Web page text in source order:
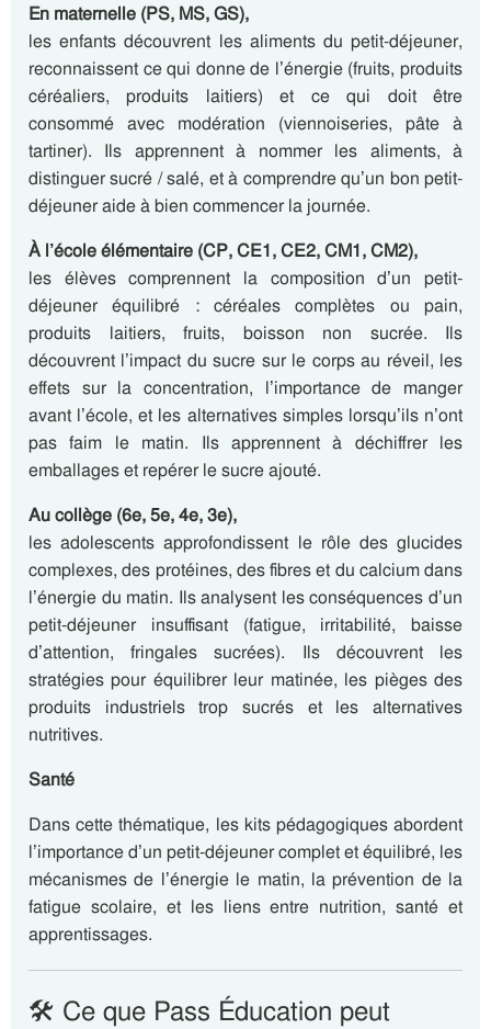
En maternelle (PS, MS, GS),
les enfants découvrent les aliments du petit-déjeuner,
reconnaissent ce qui donne de l’énergie (fruits, produits
céréaliers, produits laitiers) et ce qui doit être
consommé avec modération (viennoiseries, pâte à
tartiner). Ils apprennent à nommer les aliments, à
distinguer sucré / salé, et à comprendre qu’un bon petit-
déjeuner aide à bien commencer la journée.
À l’école élémentaire (CP, CE1, CE2, CM1, CM2),
les élèves comprennent la composition d’un petit-
déjeuner équilibré : céréales complètes ou pain,
produits laitiers, fruits, boisson non sucrée. Ils
découvrent l’impact du sucre sur le corps au réveil, les
effets sur la concentration, l’importance de manger
avant l’école, et les alternatives simples lorsqu’ils n’ont
pas faim le matin. Ils apprennent à déchiffrer les
emballages et repérer le sucre ajouté.
Au collège (6e, 5e, 4e, 3e),
les adolescents approfondissent le rôle des glucides
complexes, des protéines, des fibres et du calcium dans
l’énergie du matin. Ils analysent les conséquences d’un
petit-déjeuner insuffisant (fatigue, irritabilité, baisse
d’attention, fringales sucrées). Ils découvrent les
stratégies pour équilibrer leur matinée, les pièges des
produits industriels trop sucrés et les alternatives
nutritives.
Santé
Dans cette thématique, les kits pédagogiques abordent
l’importance d’un petit-déjeuner complet et équilibré, les
mécanismes de l’énergie le matin, la prévention de la
fatigue scolaire, et les liens entre nutrition, santé et
apprentissages.
🛠️ Ce que Pass Éducation peut